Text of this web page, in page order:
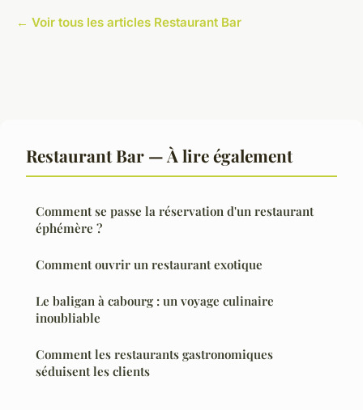
← Voir tous les articles Restaurant Bar
Restaurant Bar — À lire également
Comment se passe la réservation d'un restaurant
éphémère ?
Comment ouvrir un restaurant exotique
Le baligan à cabourg : un voyage culinaire
inoubliable
Comment les restaurants gastronomiques
séduisent les clients